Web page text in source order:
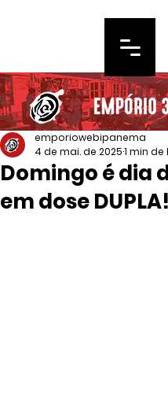
Domingo é dia
em dose DUPLA!
emporiowebipanema
4 de mai. de 20251 min